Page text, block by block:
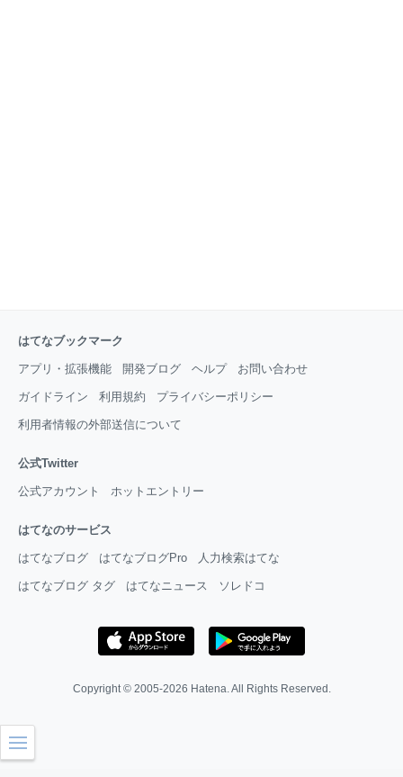
はてなブックマーク
アプリ・拡張機能 開発ブログ ヘルプ お問い合わせ
ガイドライン 利用規約 プライバシーポリシー
利用者情報の外部送信について
公式Twitter
公式アカウント ホットエントリー
はてなのサービス
はてなブログ はてなブログPro 人力検索はてな
はてなブログ タグ はてなニュース ソレドコ
Copyright © 2005-2026 Hatena. All Rights Reserved.